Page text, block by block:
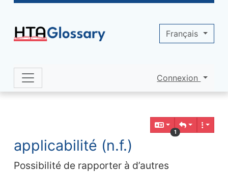
Navigation and related functionality
1
applicabilité (n.f.)
Possibilité de rapporter à d’autres
Site identity, navigation, etc.
Connexion
Français